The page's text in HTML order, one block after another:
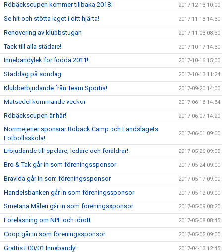
Röbäckscupen kommer tillbaka 2018! 2017-12-13 10:00
Se hit och stötta laget i ditt hjärta! 2017-11-13 14:30
Renovering av klubbstugan 2017-11-03 08:30
Tack till alla städare! 2017-10-17 14:30
Innebandylek för födda 2011! 2017-10-16 15:00
Städdag på söndag 2017-10-13 11:24
Klubberbjudande från Team Sportia! 2017-09-20 14:00
Matsedel kommande veckor 2017-06-16 14:34
Röbäckscupen är här! 2017-06-07 14:20
Norrmejerier sponsrar Röbäck Camp och Landslagets
Fotbollsskola!
2017-06-01 09:00
Erbjudande till spelare, ledare och föräldrar! 2017-05-26 09:00
Bro & Tak går in som föreningssponsor 2017-05-24 09:00
Bravida går in som föreningssponsor 2017-05-17 09:00
Handelsbanken går in som föreningssponsor 2017-05-12 09:00
Smetana Måleri går in som föreningssponsor 2017-05-09 08:20
Föreläsning om NPF och idrott 2017-05-08 08:45
Coop går in som föreningssponsor 2017-05-05 09:00
Grattis F00/01 Innebandy! 2017-04-13 12:45